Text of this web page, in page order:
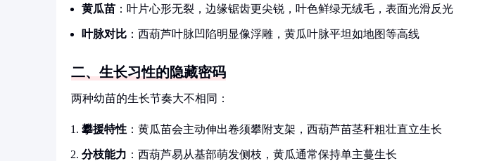
黄瓜苗 ：叶片心形无裂，边缘锯齿更尖锐，叶色鲜绿无绒毛，表面光滑反光
叶脉对比 ：西葫芦叶脉凹陷明显像浮雕，黄瓜叶脉平坦如地图等高线
二、生长习性的隐藏密码
两种幼苗的生长节奏大不相同：
攀援特性 ：黄瓜苗会主动伸出卷须攀附支架，西葫芦苗茎秆粗壮直立生长
分枝能力 ：西葫芦易从基部萌发侧枝，黄瓜通常保持单主蔓生长